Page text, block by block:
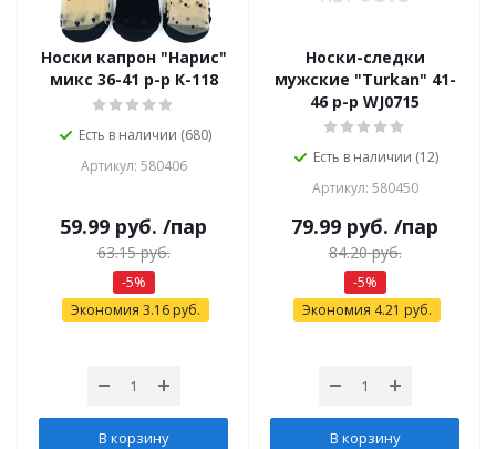
Носки капрон "Нарис"
микс 36-41 р-р К-118
Есть в наличии (680)
Артикул: 580406
59.99 руб. /пар
63.15руб.
-5%
Экономия 3.16руб.
В корзину
Носки-следки
мужские "Turkan" 41-
46 р-р WJ0715
Есть в наличии (12)
Артикул: 580450
79.99 руб. /пар
84.20руб.
-5%
Экономия 4.21 руб.
В корзину